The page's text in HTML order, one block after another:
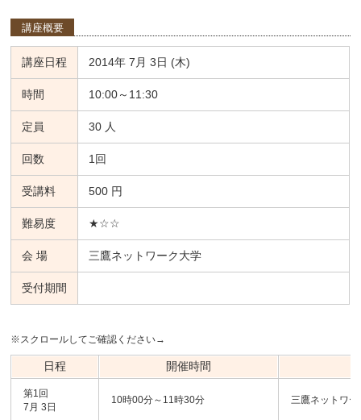
講座概要
講座日程 2014年 7月 3日 (木)
時間 10:00～11:30
定員 30 人
回数 1回
受講料 500 円
難易度 ★☆☆
会 場 三鷹ネットワーク大学
受付期間
※スクロールしてご確認ください→
日程 開催時間
第1回
7月 3日
10時00分～11時30分 三鷹ネットワ